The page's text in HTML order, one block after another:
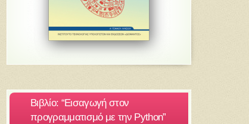
Βιβλίο: “Εισαγωγή στον
προγραμματισμό με την Python”